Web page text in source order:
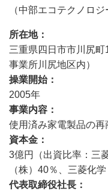
（中部エコテクノロジ
所在地
三重県四日市市川尻
事業所川尻地区内）
操業開始
2005年
事業内容
使用済み家電製品の再
資本金
3億円（出資比率：三
（株）40％、三菱化学
代表取締役社長